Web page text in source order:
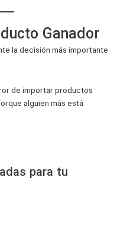
Ganador
la decisión más importante
de importar productos
alguien más está
para tu